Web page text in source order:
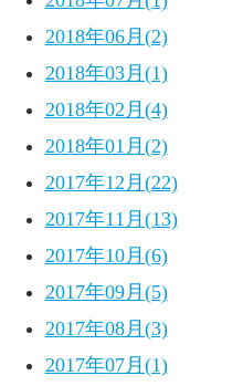
2018年06月(2)
2018年03月(1)
2018年02月(4)
2018年01月(2)
2017年12月(22)
2017年11月(13)
2017年10月(6)
2017年09月(5)
2017年08月(3)
2017年07月(1)